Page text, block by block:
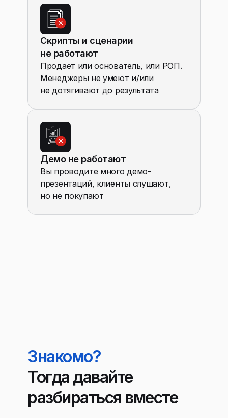
Скрипты и сценарии
не работают
Продает или основатель, или РОП.
Менеджеры не умеют и/или
не дотягивают до результата
Демо не работают
Вы проводите много демо-
презентаций, клиенты слушают,
но не покупают
Знакомо?
Тогда давайте
разбираться вместе